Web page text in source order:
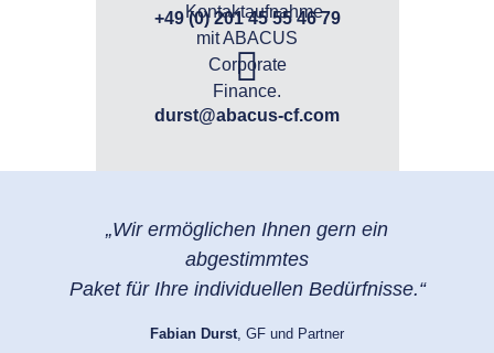
+49 (0) 201 45 55 46 79
durst@abacus-cf.com
„Wir ermöglichen Ihnen gern ein
abgestimmtes
Paket für Ihre individuellen Bedürfnisse.“
Fabian Durst, GF und Partner